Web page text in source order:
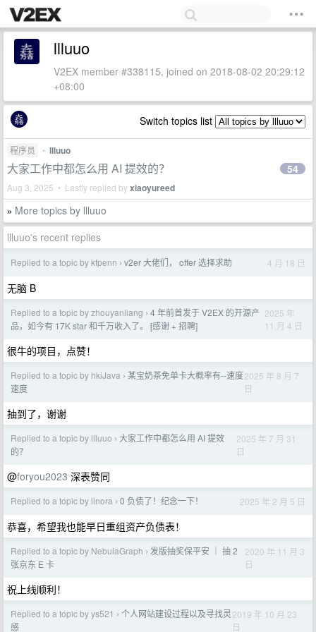
llluuo
V2EX member #338115, joined on 2018-08-02 20:29:12
+08:00
Switch topics list
程序员 • llluuo
大家工作中都怎么用 AI 提效的？
Aug 3, 2025 • Lastly replied byxiaoyureed
54
» More topics by llluuo
llluuo's recent replies
Replied to a topic by kfpenn › v2er 大佬们， offer 选择求助 4 月 18 日
无脑 B
Replied to a topic by zhouyanliang › 4 年前首发于 V2EX 的开源产
品，如今有 17K star 和千万收入了。 [感谢 + 招聘]
2025 年
11 月 4 日
很牛的项目，点赞！
Replied to a topic by hkiJava › 某宝奶茶免单卡大概率有--速度
速度
2025 年 8 月 7
日
抽到了，谢谢
Replied to a topic by llluuo › 大家工作中都怎么用 AI 提效
的？
2025 年 7 月 31
日
@foryou2023 深表赞同
Replied to a topic by linora › 0 负债了！纪念一下！ 2025 年 2 月 5 日
恭喜，希望我也能早日重组资产负债表！
Replied to a topic by NebulaGraph › 发版抽奖保平安 ｜ 抽 2
张京东 E 卡
2020 年 11 月 3
日
祝上线顺利！
Replied to a topic by ys521 › 个人网站建设过程以及寻找灵
感
2019 年 10 月 23
日